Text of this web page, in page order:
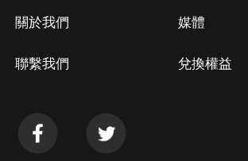
關於我們
聯繫我們
媒體
兌換權益